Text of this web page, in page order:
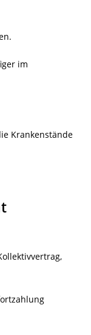
im
Krankenstände